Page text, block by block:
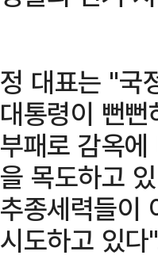
정 대표는 "국
대통령이 뻔
부패로 감옥
을 목도하고
추종세력들이
시도하고 있